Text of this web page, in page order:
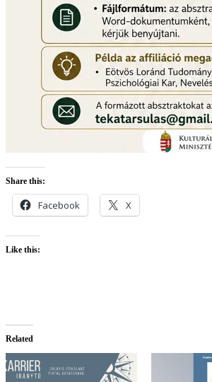
Share this:
Facebook X
Like this:
Related